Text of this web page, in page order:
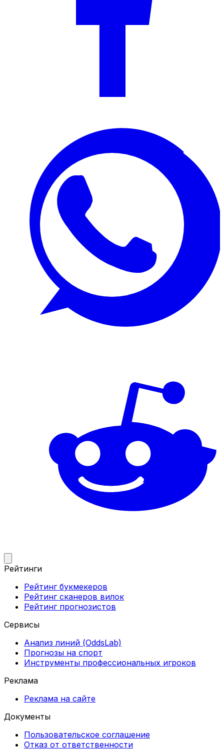
Рейтинги
Рейтинг букмекеров
Рейтинг сканеров вилок
Рейтинг прогнозистов
Сервисы
Анализ линий (OddsLab)
Прогнозы на спорт
Инструменты профессиональных игроков
Реклама
Реклама на сайте
Документы
Пользовательское соглашение
Отказ от ответственности